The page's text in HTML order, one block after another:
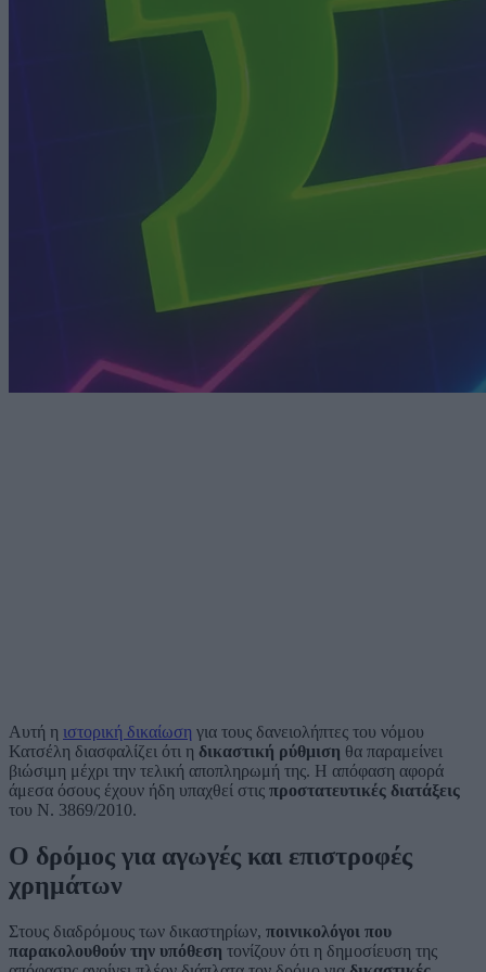
Αυτή η ιστορική δικαίωση για τους δανειολήπτες του νόμου
Κατσέλη διασφαλίζει ότι η δικαστική ρύθμιση θα παραμείνει
βιώσιμη μέχρι την τελική αποπληρωμή της. Η απόφαση αφορά
άμεσα όσους έχουν ήδη υπαχθεί στις προστατευτικές διατάξεις
του Ν. 3869/2010.
Ο δρόμος για αγωγές και επιστροφές
χρημάτων
Στους διαδρόμους των δικαστηρίων, ποινικολόγοι που
παρακολουθούν την υπόθεση τονίζουν ότι η δημοσίευση της